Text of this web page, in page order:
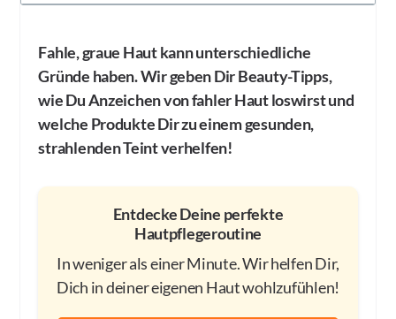
Fahle, graue Haut kann unterschiedliche
Gründe haben. Wir geben Dir Beauty-Tipps,
wie Du Anzeichen von fahler Haut loswirst und
welche Produkte Dir zu einem gesunden,
strahlenden Teint verhelfen!
Entdecke Deine perfekte
Hautpflegeroutine
In weniger als einer Minute. Wir helfen Dir,
Dich in deiner eigenen Haut wohlzufühlen!